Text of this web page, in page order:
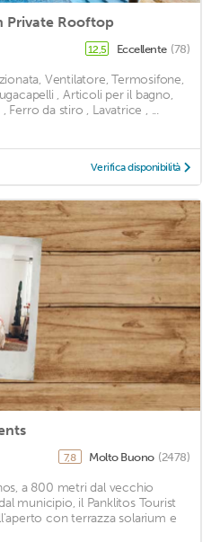
Private Rooftop
12,5 Eccellente (78)
Ventilatore, Termosifone,
, Articoli per il bagno,
Ferro da stiro , Lavatrice , ...
Verifica disponibilità
7,8 Molto Buono (2478)
a 800 metri dal vecchio
municipio, il Panklitos Tourist
con terrazza solarium e